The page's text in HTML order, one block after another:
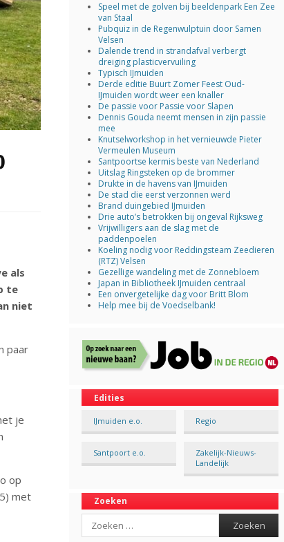
als
te
niet
paar
je
op
met
Speel met de golven bij beeldenpark Een Zee
van Staal
Pubquiz in de Regenwulptuin door Samen
Velsen
Dalende trend in strandafval verbergt
dreiging plasticvervuiling
Typisch IJmuiden
Derde editie Buurt Zomer Feest Oud-
IJmuiden wordt weer een knaller
De passie voor Passie voor Slapen
Dennis Gouda neemt mensen in zijn passie
mee
Knutselworkshop in het vernieuwde Pieter
Vermeulen Museum
Santpoortse kermis beste van Nederland
Uitslag Ringsteken op de brommer
Drukte in de havens van IJmuiden
De stad die eerst verzonnen werd
Brand duingebied IJmuiden
Drie auto’s betrokken bij ongeval Rijksweg
Vrijwilligers aan de slag met de
paddenpoelen
Koeling nodig voor Reddingsteam Zeedieren
(RTZ) Velsen
Gezellige wandeling met de Zonnebloem
Japan in Bibliotheek IJmuiden centraal
Een onvergetelijke dag voor Britt Blom
Help mee bij de Voedselbank!
Edities
IJmuiden e.o. Regio
Santpoort e.o.
Zakelijk-Nieuws-
Landelijk
Zoeken
Search